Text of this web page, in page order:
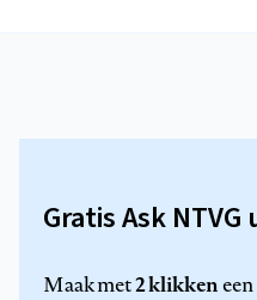
Gratis Ask
Maak met2 klikken